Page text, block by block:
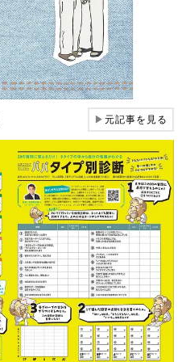
▶元記事を見る